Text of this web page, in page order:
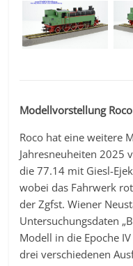
Modellvorstellung
Roco hat eine weitere
Jahresneuheiten 2025
die 77.14 mit Giesl-
wobei das Fahrwerk
der Zgfst. Wiener
Untersuchungsdaten
Modell in die Epoche
drei verschiedenen